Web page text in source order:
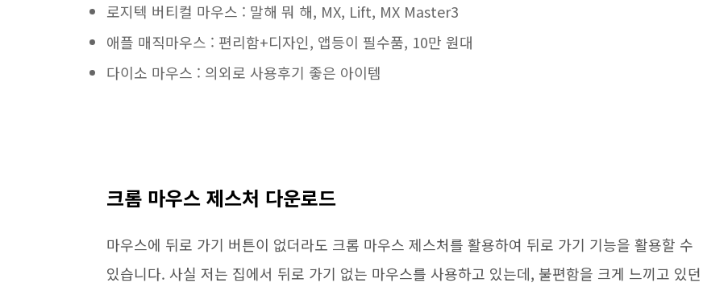
로지텍 버티컬 마우스 : 말해 뭐 해, MX, Lift, MX Master3
애플 매직마우스 : 편리함+디자인, 앱등이 필수품, 10만 원대
다이소 마우스 : 의외로 사용후기 좋은 아이템
크롬 마우스 제스처 다운로드
마우스에 뒤로 가기 버튼이 없더라도 크롬 마우스 제스처를 활용하여 뒤로 가기 기능을 활용할 수
있습니다. 사실 저는 집에서 뒤로 가기 없는 마우스를 사용하고 있는데, 불편함을 크게 느끼고 있던